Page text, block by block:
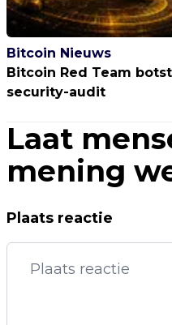
Bitcoin Nieuws
Bitcoin Red Team
security-audit
Laat
mening
Plaats reactie